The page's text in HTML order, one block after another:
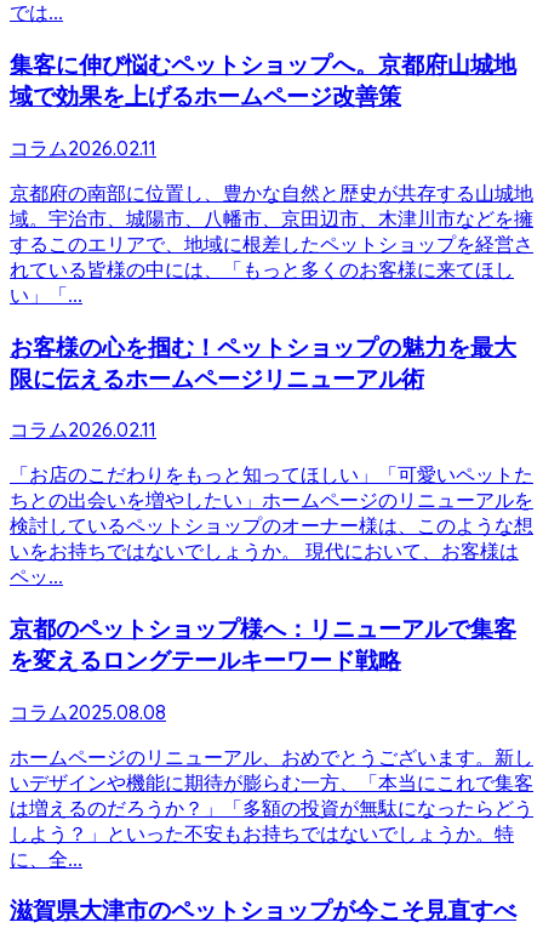
では...
集客に伸び悩むペットショップへ。京都府山城地
域で効果を上げるホームページ改善策
コラム2026.02.11
京都府の南部に位置し、豊かな自然と歴史が共存する山城地
域。宇治市、城陽市、八幡市、京田辺市、木津川市などを擁
するこのエリアで、地域に根差したペットショップを経営さ
れている皆様の中には、「もっと多くのお客様に来てほし
い」「...
お客様の心を掴む！ペットショップの魅力を最大
限に伝えるホームページリニューアル術
コラム2026.02.11
「お店のこだわりをもっと知ってほしい」「可愛いペットた
ちとの出会いを増やしたい」ホームページのリニューアルを
検討しているペットショップのオーナー様は、このような想
いをお持ちではないでしょうか。 現代において、お客様は
ペッ...
京都のペットショップ様へ：リニューアルで集客
を変えるロングテールキーワード戦略
コラム2025.08.08
ホームページのリニューアル、おめでとうございます。新し
いデザインや機能に期待が膨らむ一方、「本当にこれで集客
は増えるのだろうか？」「多額の投資が無駄になったらどう
しよう？」といった不安もお持ちではないでしょうか。特
に、全...
滋賀県大津市のペットショップが今こそ見直すべ